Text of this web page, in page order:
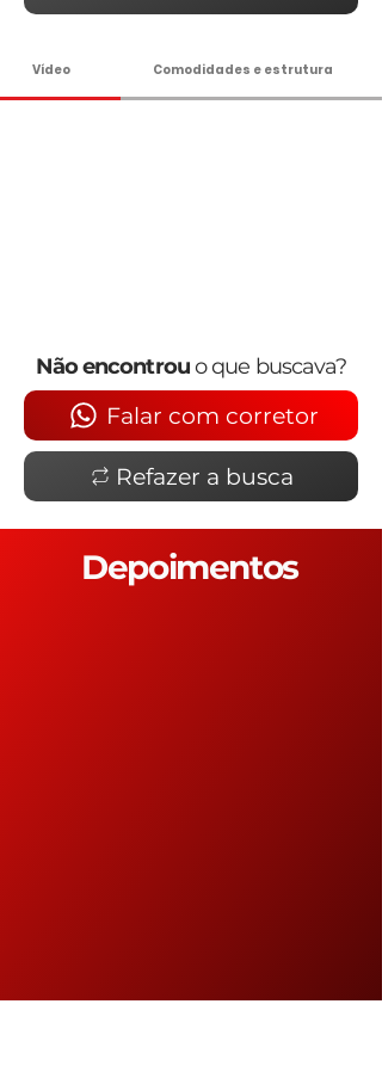
Vídeo Comodidades e estrutura
Não encontrouo que buscava?
Falar com corretor
Refazer a busca
Depoimentos